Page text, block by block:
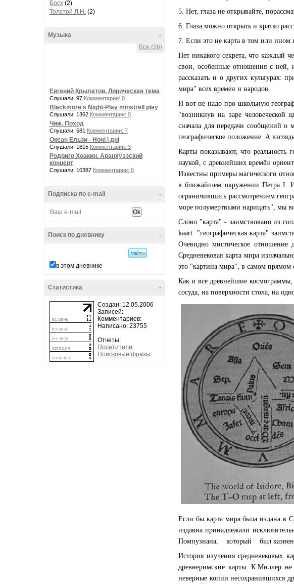
Босх (2)
Толстой Л.Н. (2)
-
Музыка
Все (26)
Евгений Крылатов. Лирическая тема
Слушали: 97 Комментарии: 0
Blackmore's Night-Play minstrell play
Слушали: 1362 Комментарии: 0
Чиж. Поход
Слушали: 581 Комментарии: 7
Океан Ельзи - Ночі і дні
Слушали: 1615 Комментарии: 3
Родриго Хоакин. Аранхуэзский
концерт
Слушали: 10387 Комментарии: 0
-
Подписка по e-mail
-
Поиск по дневнику
в этом дневнике
-
Статистика
Создан: 12.05.2006
Записей:
Комментариев:
Написано: 23755
Отчеты:
Посетители
Поисковые фразы
5. Нет, глаза не открывайте,
6. Глаза можно открыть и кратко
7. Если это не карта в том или ином
Нет никакого секрета, что каждый
свои, особенные отношения с ней,
рассказать и о других культурах:
мира" всех времен и народов.
И вот не надо про школьную
"возникнув на заре человеческой
сначала для передачи сообщений
географическое положение. А
Карты показывают, что реальность
наукой, с древнейших времён
Известны примеры магического
в ближайшем окружении Петра I.
ограничившись рассмотрением
море полумертвыми нарицать", мы
Слово "карта" - заимствовано из
kaart "географическая карта"
Очевидно мистическое отношение
Средневековая карта мира
это "картина мира", в самом прямом
Как и все древнейшие космограммы,
сосуда, на поверхности стола, на
Если бы карта мира была издана в
издавна принадлежали
Помпузиана, который был казнен
История изучения средневековых
древнеримские карты. К.Миллер не
неверные копии несохранившихся